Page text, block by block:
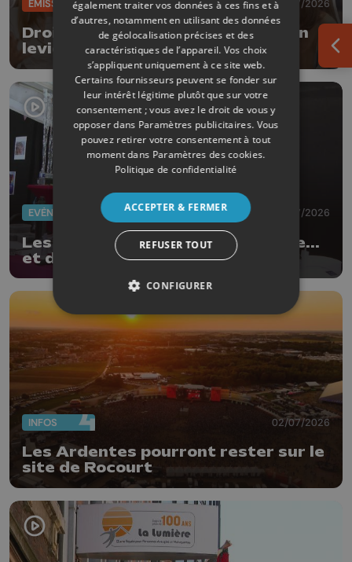
ÉMISSIONS 06/07/2026
Droits d’enregistrement à 3 % : un
levier pour réduire le coût d’un
achat immobilier
EVÈNEMENTS 03/07/2026
Les Ardentes : 20 ans de musique...
et de style !
INFOS 02/07/2026
Les Ardentes pourront rester sur le
site de Rocourt
également traiter vos données à ces fins et à
d’autres, notamment en utilisant des données
de géolocalisation précises et des
caractéristiques de l’appareil. Vos choix
s’appliquent uniquement à ce site web.
Certains fournisseurs peuvent se fonder sur
leur intérêt légitime plutôt que sur votre
consentement ; vous avez le droit de vous y
opposer dans Paramètres publicitaires. Vous
pouvez retirer votre consentement à tout
moment dans Paramètres des cookies.
Politique de confidentialité
ACCEPTER & FERMER
REFUSER TOUT
CONFIGURER